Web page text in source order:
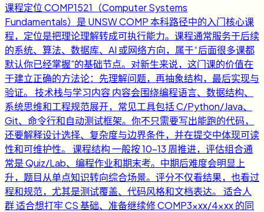
课程定位 COMP1521（Computer Systems
Fundamentals）是 UNSW COMP 本科路径中的入门核心课
程，定位是把理论理解转成可执行能力。课程通常服务于后续
的系统、算法、数据库、AI 或网络方向，属于“后面很多课都
默认你已经掌握”的基础节点。对新生来说，这门课的价值在
于建立正确的方法论：先理解问题，再抽象结构，最后实现与
验证。 技术栈与学习内容 内容会围绕编程语言、数据结构、
系统思维和工程规范展开，常见工具包括 C/Python/Java、
Git、命令行和自动测试框架。你不只需要写出能跑的代码，
还要解释设计选择、复杂度与边界条件，并在提交中体现可读
性和可维护性。 课程结构 一般按 10-13 周推进，评估组合通
常是 Quiz/Lab、编程作业和期末考。中期后难度会明显上
升，题目从单点知识转向综合场景。评分不仅看结果，也看过
程和规范，尤其是测试覆盖、代码风格和文档表达。 适合人
群 适合想打牢 CS 基础、准备继续修 COMP3xxx/4xxx 的同